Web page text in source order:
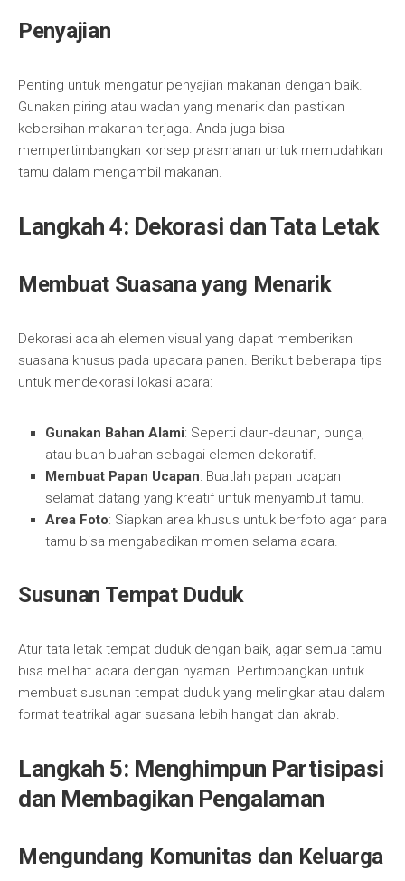
Penyajian
Penting untuk mengatur penyajian makanan dengan baik.
Gunakan piring atau wadah yang menarik dan pastikan
kebersihan makanan terjaga. Anda juga bisa
mempertimbangkan konsep prasmanan untuk memudahkan
tamu dalam mengambil makanan.
Langkah 4: Dekorasi dan Tata Letak
Membuat Suasana yang Menarik
Dekorasi adalah elemen visual yang dapat memberikan
suasana khusus pada upacara panen. Berikut beberapa tips
untuk mendekorasi lokasi acara:
Gunakan Bahan Alami: Seperti daun-daunan, bunga,
atau buah-buahan sebagai elemen dekoratif.
Membuat Papan Ucapan: Buatlah papan ucapan
selamat datang yang kreatif untuk menyambut tamu.
Area Foto: Siapkan area khusus untuk berfoto agar para
tamu bisa mengabadikan momen selama acara.
Susunan Tempat Duduk
Atur tata letak tempat duduk dengan baik, agar semua tamu
bisa melihat acara dengan nyaman. Pertimbangkan untuk
membuat susunan tempat duduk yang melingkar atau dalam
format teatrikal agar suasana lebih hangat dan akrab.
Langkah 5: Menghimpun Partisipasi
dan Membagikan Pengalaman
Mengundang Komunitas dan Keluarga